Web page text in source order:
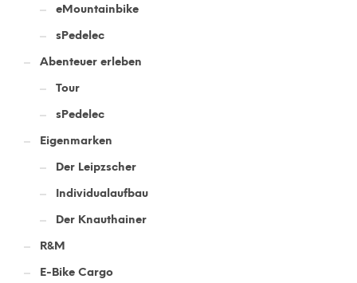
eMountainbike
sPedelec
Abenteuer erleben
Tour
sPedelec
Eigenmarken
Der Leipzscher
Individualaufbau
Der Knauthainer
R&M
E-Bike Cargo